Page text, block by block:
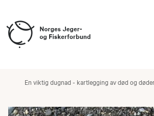
En viktig dugnad - kartlegging av død og